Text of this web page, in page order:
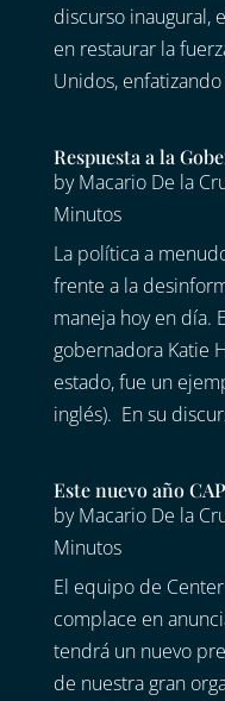
discurso inaugural,
en restaurar la
Unidos, enfatizando
Respuesta a la
byMacario De la
Minutos
La política a
frente a la
maneja hoy en día.
gobernadora Katie
estado, fue un
inglés). En su
Este nuevo año
byMacario De la
Minutos
El equipo de
complace en
tendrá un nuevo
de nuestra gran